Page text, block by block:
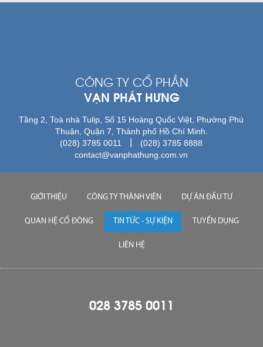
CÔNG TY CỔ PHẦN
VẠN PHÁT HƯNG
Tầng 2, Toà nhà Tulip, Số 15 Hoàng Quốc Việt, Phường Phú
Thuận, Quận 7, Thành phố Hồ Chí Minh.
(028) 3785 0011
(028) 3785 8888
contact@vanphathung.com.vn
GIỚI THIỆU CÔNG TY THÀNH VIÊN DỰ ÁN ĐẦU TƯ
QUAN HỆ CỔ ĐÔNG TIN TỨC - SỰ KIỆN TUYỂN DỤNG
LIÊN HỆ
028 3785 0011